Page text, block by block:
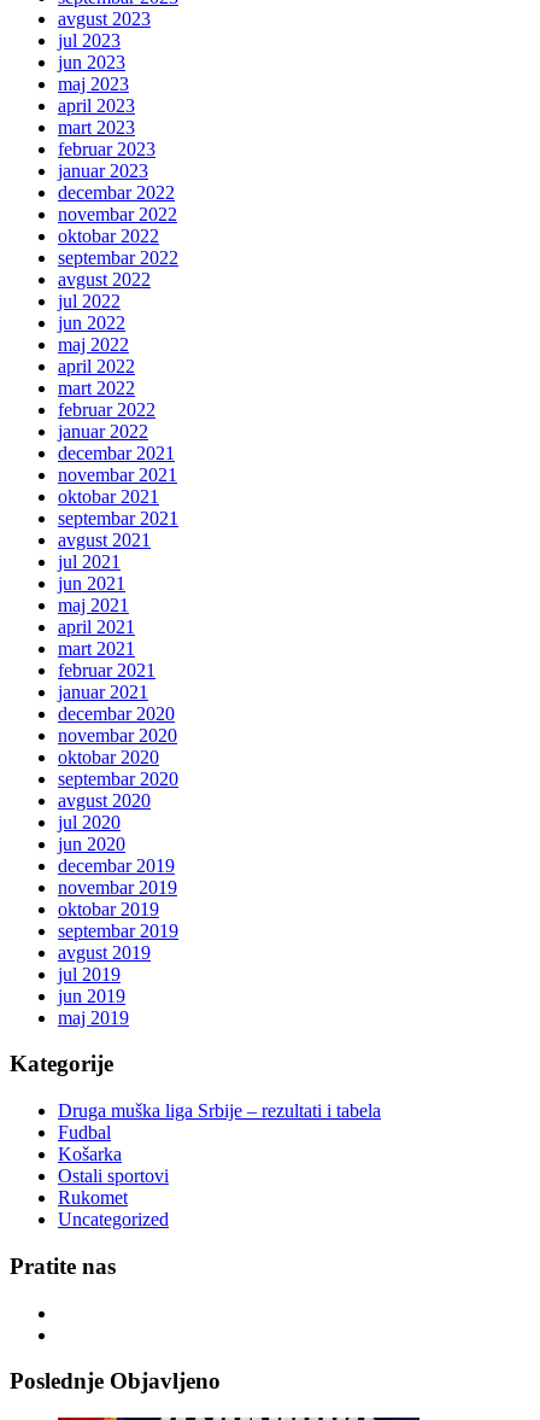
avgust 2023
jul 2023
jun 2023
maj 2023
april 2023
mart 2023
februar 2023
januar 2023
decembar 2022
novembar 2022
oktobar 2022
septembar 2022
avgust 2022
jul 2022
jun 2022
maj 2022
april 2022
mart 2022
februar 2022
januar 2022
decembar 2021
novembar 2021
oktobar 2021
septembar 2021
avgust 2021
jul 2021
jun 2021
maj 2021
april 2021
mart 2021
februar 2021
januar 2021
decembar 2020
novembar 2020
oktobar 2020
septembar 2020
avgust 2020
jul 2020
jun 2020
decembar 2019
novembar 2019
oktobar 2019
septembar 2019
avgust 2019
jul 2019
jun 2019
maj 2019
Kategorije
Druga muška liga Srbije – rezultati i tabela
Fudbal
Košarka
Ostali sportovi
Rukomet
Uncategorized
Pratite nas
Poslednje Objavljeno